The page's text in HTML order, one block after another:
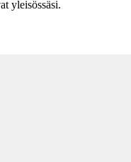
yleisössäsi.